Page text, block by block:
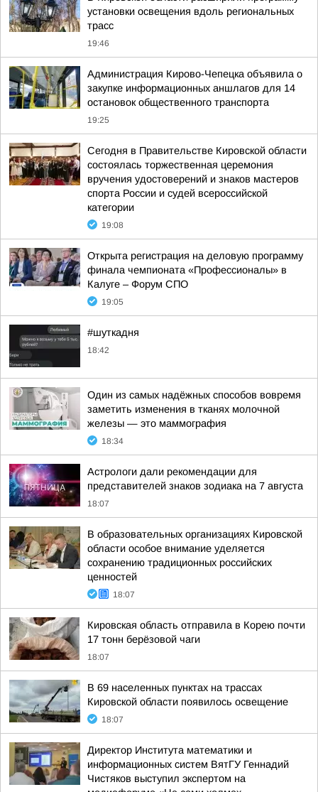
установки освещения вдоль региональных
трасс
19:46
Администрация Кирово-Чепецка объявила о
закупке информационных аншлагов для 14
остановок общественного транспорта
19:25
Сегодня в Правительстве Кировской области
состоялась торжественная церемония
вручения удостоверений и знаков мастеров
спорта России и судей всероссийской
категории
19:08
Открыта регистрация на деловую программу
финала чемпионата «Профессионалы» в
Калуге – Форум СПО
19:05
#шуткадня
18:42
Один из самых надёжных способов вовремя
заметить изменения в тканях молочной
железы — это маммография
18:34
Астрологи дали рекомендации для
представителей знаков зодиака на 7 августа
18:07
В образовательных организациях Кировской
области особое внимание уделяется
сохранению традиционных российских
ценностей
18:07
Кировская область отправила в Корею почти
17 тонн берёзовой чаги
18:07
В 69 населенных пунктах на трассах
Кировской области появилось освещение
18:07
Директор Института математики и
информационных систем ВятГУ Геннадий
Чистяков выступил экспертом на